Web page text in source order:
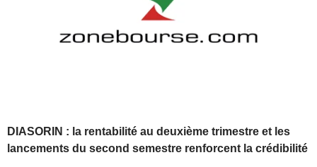
DIASORIN : la rentabilité au deuxième trimestre et les
lancements du second semestre renforcent la crédibilité